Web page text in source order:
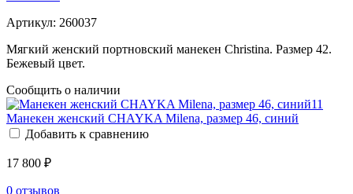
Артикул: 260037
Мягкий женский портновский манекен Christina. Размер 42.
Бежевый цвет.
Сообщить о наличии
Манекен женский CHAYKA Milena, размер 46, синий
Добавить к сравнению
17 800 ₽
0 отзывов